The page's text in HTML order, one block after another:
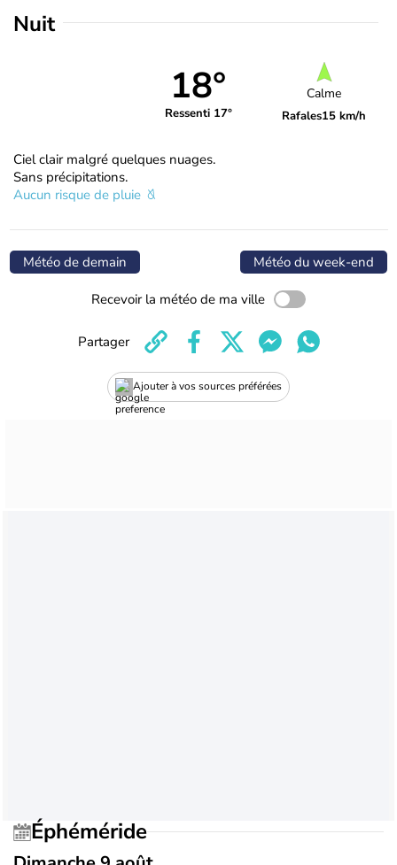
Nuit
18°
Ressenti 17°
Calme
Rafales15 km/h
Ciel clair malgré quelques nuages.
Sans précipitations.
Aucun risque de pluie
Météo de demain Météo du week-end
Recevoir la météo de ma ville
Ajouter à vos sources préférées
Partager
Éphéméride